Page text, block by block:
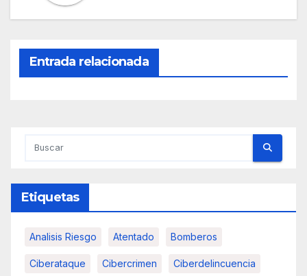
Entrada relacionada
Etiquetas
Analisis Riesgo Atentado Bomberos
Ciberataque Cibercrimen Ciberdelincuencia